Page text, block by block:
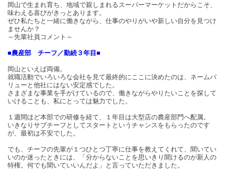
岡山で生まれ育ち、地域で親しまれるスーパーマーケットだからこそ、
味わえる喜びがきっとあります。
ぜひ私たちと一緒に働きながら、仕事のやりがいや新しい自分を見つけ
ませんか？
～先輩社員コメント～
■農産部 チーフ／勤続３年目■
岡山といえば両備。
就職活動でいろいろな会社を見て最終的にここに決めたのは、ネームバ
リューと他社にはない安定感でした。
さまざまな事業を手がけているので、働きながらやりたいことを探して
いけることも、私にとっては魅力でした。
１週間ほど本部での研修を経て、１年目は大型店の農産部門へ配属。
いきなりサブチーフとしてスタートというチャンスをもらったのです
が、最初は不安でした。
でも、チーフの先輩が１つひとつ丁寧に仕事を教えてくれて、聞いてい
いのか迷ったときには、「分からないことを思いきり聞けるのが新人の
特権。何でも聞いていいんだよ」と言っていただきました。